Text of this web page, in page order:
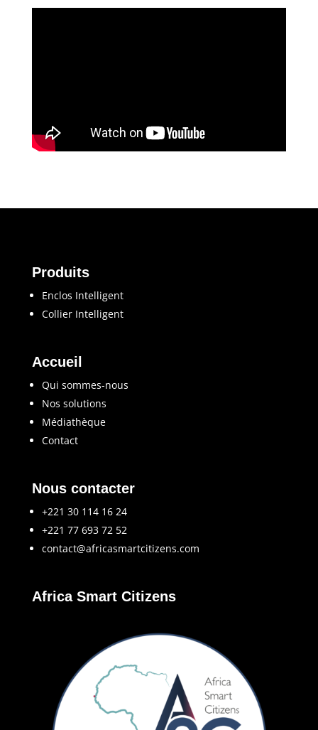
Produits
Enclos Intelligent
Collier Intelligent
Accueil
Qui sommes-nous
Nos solutions
Médiathèque
Contact
Nous contacter
+221 30 114 16 24
+221 77 693 72 52
contact@africasmartcitizens.com
Africa Smart Citizens